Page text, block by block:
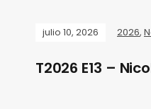
julio 10, 2026 2026,
T2026 E13 –